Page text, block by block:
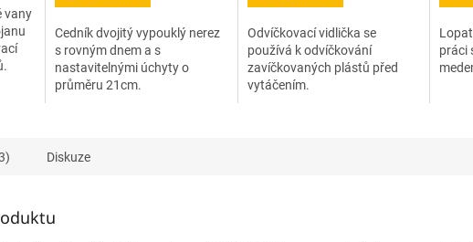
vany
Cedník dvojitý vypouklý nerez
s rovným dnem a s
nastavitelnými úchyty o
průměru 21cm.
Odvíčkovací vidlička se
používá k odvíčkování
zavíčkovaných plástů před
vytáčením.
práci
Diskuze